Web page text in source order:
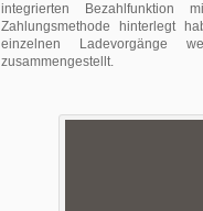
integrierten Bezahlfunktion
Zahlungsmethode hinterlegt
einzelnen Ladevorgänge
zusammengestellt.